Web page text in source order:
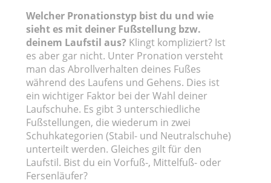
Welcher Pronationstyp bist du und wie
sieht es mit deiner Fußstellung bzw.
deinem Laufstil aus? Klingt kompliziert? Ist
es aber gar nicht. Unter Pronation versteht
man das Abrollverhalten deines Fußes
während des Laufens und Gehens. Dies ist
ein wichtiger Faktor bei der Wahl deiner
Laufschuhe. Es gibt 3 unterschiedliche
Fußstellungen, die wiederum in zwei
Schuhkategorien (Stabil- und Neutralschuhe)
unterteilt werden. Gleiches gilt für den
Laufstil. Bist du ein Vorfuß-, Mittelfuß- oder
Fersenläufer?